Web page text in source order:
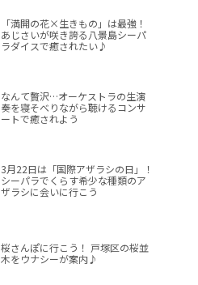
「満開の花×生きもの」は最強！
あじさいが咲き誇る八景島シーパ
ラダイスで癒されたい♪
なんて贅沢…オーケストラの生演
奏を寝そべりながら聴けるコンサ
ートで癒されよう
3月22日は「国際アザラシの日」！
シーパラでくらす希少な種類のア
ザラシに会いに行こう
桜さんぽに行こう！ 戸塚区の桜並
木をウナシーが案内♪